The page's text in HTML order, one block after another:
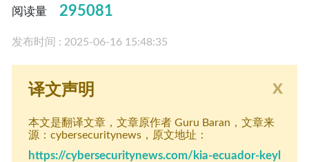
阅读量 295081
发布时间 : 2025-06-16 15:48:35
x
译文声明
本文是翻译文章，文章原作者 Guru Baran ，文章来
源：cybersecuritynews，原文地址：
https://cybersecuritynews.com/kia-ecuador-keyl